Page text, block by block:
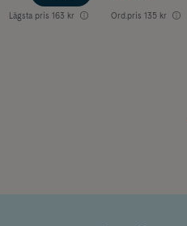
Lägsta pris 163 kr Ord.pris 135 kr